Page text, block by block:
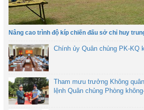
Nâng cao trình độ kíp chiến đấu sở chỉ huy
Chính ủy Quân chủng PK-KQ
Tham mưu trưởng Không
lệnh Quân chủng Phòng